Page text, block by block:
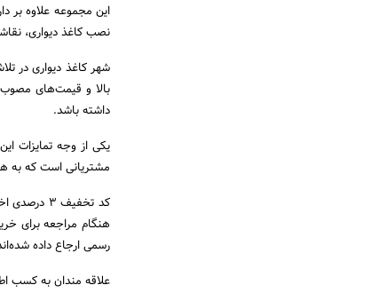
این مجموعه علاوه بر
نصب کاغذ دیواری،
شهر کاغذ دیواری در
بالا و قیمت‌های
داشته باشد.
یکی از وجه تمایزات
مشتریانی است که به
هنگام مراجعه برای
رسمی ارجاع داده
علاقه مندان به کسب